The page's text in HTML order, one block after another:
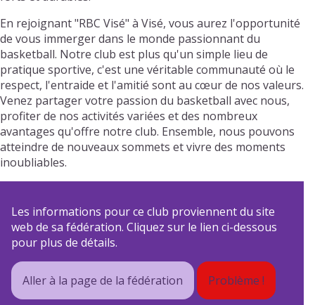
En rejoignant "RBC Visé" à Visé, vous aurez l'opportunité
de vous immerger dans le monde passionnant du
basketball. Notre club est plus qu'un simple lieu de
pratique sportive, c'est une véritable communauté où le
respect, l'entraide et l'amitié sont au cœur de nos valeurs.
Venez partager votre passion du basketball avec nous,
profiter de nos activités variées et des nombreux
avantages qu'offre notre club. Ensemble, nous pouvons
atteindre de nouveaux sommets et vivre des moments
inoubliables.
Les informations pour ce club proviennent du site
web de sa fédération. Cliquez sur le lien ci-dessous
pour plus de détails.
Aller à la page de la fédération Problème !